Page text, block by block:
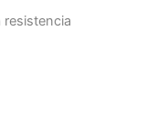
resistencia